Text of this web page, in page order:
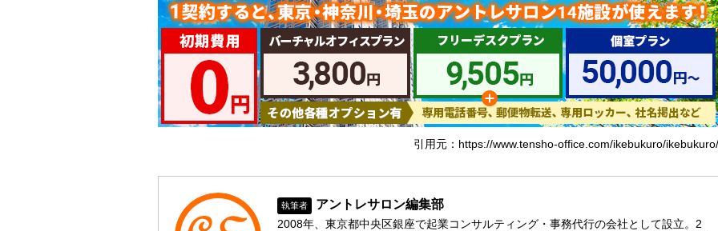
引用元：https://www.tensho-office.com/ikebukuro/ikebukuro/
執筆者 アントレサロン編集部
2008年、東京都中央区銀座で起業コンサルティング・事務代行の会社として設立。2